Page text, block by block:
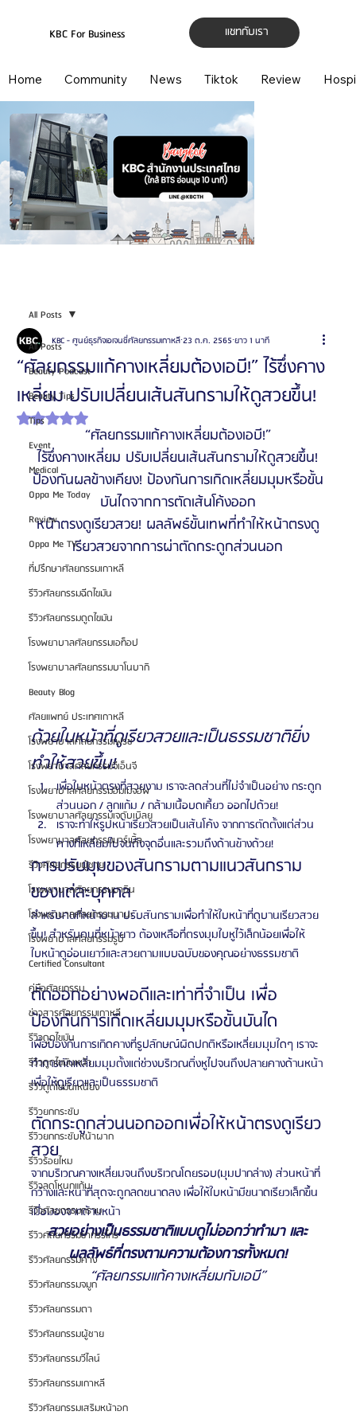
แชทกับเรา
KBC For Business
Home Community News Tiktok Review
All Posts
Beauty Podcast
Beauty Tips
Tips
Event
Medical
Oppa Me Today
Review
Oppa Me TV
ที่ปรึกษาศัลยกรรมเกาหลี
รีวิวศัลยกรรมฉีดไขมัน
รีวิวศัลยกรรมดูดไขมัน
โรงพยาบาลศัลยกรรมเอท็อป
โรงพยาบาลศัลยกรรมบาโนบากิ
Beauty Blog
ศัลยแพทย์ ประเทศเกาหลี
โรงพยาบาลศัลยกรรมเฟรช
โรงพยาบาลศัลยกรรมจีเอ็นจี
โรงพยาบาลศัลยกรรมอิมเมจอัพ
โรงพยาบาลศัลยกรรมเจดับเบิลยู
โรงพยาบาลศัลยกรรมมาร์เบิ้ล
รีวิวศัลยกรรมผู้ชาย
โรงพยาบาลศัลยกรรมมาอิน
โรงพยาบาลศัลยกรรมนานะ
โรงพยาบาลศัลยกรรมรูบี
Certified Consultant
คู่มือศัลยกรรม
ข่าวสารศัลยกรรมเกาหลี
รีวิวดูดไขมัน
รีวิวดูดไขมันหน้า
รีวิวดูดไขมันเหนียง
รีวิวยกกระชับ
รีวิวยกกระชับหน้าผาก
รีวิวร้อยไหม
รีวิวลดโหนกแก้ม
รีวิวศัลยกรรมกราม
รีวิวศัลยกรรมขากรรไกร
รีวิวศัลยกรรมคาง
รีวิวศัลยกรรมจมูก
รีวิวศัลยกรรมตา
รีวิวศัลยกรรมผู้ชาย
รีวิวศัลยกรรมวีไลน์
รีวิวศัลยกรรมเกาหลี
รีวิวศัลยกรรมเสริมหน้าอก
All Posts
“ศัลยกรรมแก้คางเหลี่ยมต้องเอบี!” ไร้ซึ่งคาง
เหลี่ยม ปรับเปลี่ยนเส้นสันกรามให้ดูสวยขึ้น!
KBC - ศูนย์ธุรกิจเอเจนซี่ศัลยกรรมเกาหลี23 ต.ค. 2565 ยาว 1 นาที
ได้รับ NaN เต็ม 5 ดาว
“ศัลยกรรมแก้คางเหลี่ยมต้องเอบี!”
ไร้ซึ่งคางเหลี่ยม ปรับเปลี่ยนเส้นสันกรามให้ดูสวยขึ้น!
ป้องกันผลข้างเคียง! ป้องกันการเกิดเหลี่ยมมุมหรือขั้น
บันไดจากการตัดเส้นโค้งออก
หน้าตรงดูเรียวสวย! ผลลัพธ์ขั้นเทพที่ทำให้หน้าตรงดู
เรียวสวยจากการผ่าตัดกระดูกส่วนนอก
ด้วยใบหน้าที่ดูเรียวสวยและเป็นธรรมชาติยิ่ง
ทำให้สวยขึ้น!
เพื่อใบหน้าตรงที่สวยงาม เราจะลดส่วนที่ไม่จำเป็นอย่าง กระดูก
ส่วนนอก / ลูกแก้ม / กล้ามเนื้อบดเคี้ยว ออกไปด้วย!
เราจะทำให้รูปหน้าเรียวสวยเป็นเส้นโค้ง จากการตัดตั้งแต่ส่วน
คางที่เหลี่ยมไปจนถึงจุดอื่นและรวมถึงด้านข้างด้วย!
การปรับมุมของสันกรามตามแนวสันกราม
ของแต่ละบุคคล
สำหรับคนที่หน้าบาน ปรับสันกรามเพื่อทำให้ใบหน้าที่ดูบานเรียวสวย
ขึ้น! สำหรับคนที่หน้ายาว ต้องเหลือที่ตรงมุมใบหูไว้เล็กน้อยเพื่อให้
ใบหน้าดูอ่อนเยาว์และสวยตามแบบฉบับของคุณอย่างธรรมชาติ
ตัดออกอย่างพอดีและเท่าที่จำเป็น เพื่อ
ป้องกันการเกิดเหลี่ยมมุมหรือขั้นบันได
เพื่อป้องกันการเกิดคางที่รูปลักษณ์ผิดปกติหรือเหลี่ยมมุมใดๆ เราจะ
ทำการตัดเหลี่ยมมุมตั้งแต่ช่วงบริเวณติ่งหูไปจนถึงปลายคางด้านหน้า
เพื่อให้ดูเรียวและเป็นธรรมชาติ
ตัดกระดูกส่วนนอกออกเพื่อให้หน้าตรงดูเรียว
สวย
จากบริเวณคางเหลี่ยมจนถึงบริเวณโดยรอบ(มุมปากล่าง) ส่วนหน้าที่
กว้างและหนาที่สุดจะถูกลดขนาดลง เพื่อให้ใบหน้ามีขนาดเรียวเล็กขึ้น
เมื่อมองจากด้านหน้า
สวยอย่างเป็นธรรมชาติแบบดูไม่ออกว่าทำมา และ
ผลลัพธ์ที่ตรงตามความต้องการทั้งหมด!
“ศัลยกรรมแก้คางเหลี่ยมกับเอบี”